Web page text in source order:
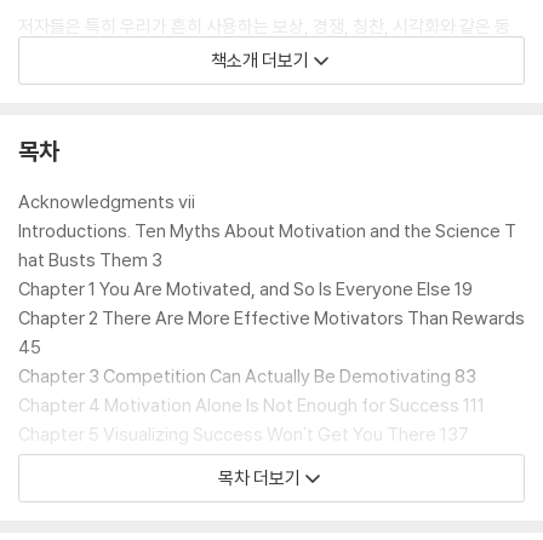
저자들은 특히 우리가 흔히 사용하는 보상, 경쟁, 칭찬, 시각화와 같은 동
기부여 방식이 실제로는 동기를 약화시키거나 왜곡할 수 있다고 지적한다.
예를 들어 보상은 단기적으로 효과가 있을 수 있지만 시간이 지날수록 내
도를 만든다. 이처럼 동기부여에 관한 대표적인 10가지 신화를 하나씩 반
특히 이 책의 백미는 마지막 ‘나가며’에 수록된 “동기흐름도”다. 에너지가
고갈되었는지, 유능감이 부족한지, 아니면 자율성을 느끼지 못하는지에
따라 예/아니오로 답을 따라가다 보면, 지금 나에게 필요한 것이 무엇인지
정확히 짚어낼 수 있다. 자신뿐 아니라 타인에게 시뮬레이션해볼 수 있는
생생한 사례들이 실려 있어 일상에 적용하기 편리하다.
동기는 생겨서 행동하는 것이 아니라, 행동하기 때문에 생기는 것이다. 따
라서 동기를 기다리지 말고 ‘작은 실행’을 시작해야 한다고 저자들은 말한
다. 독자는 이 책으로 동기가 부여될 때까지 기다리는 수동적인 태도에서
벗어나, 일단 행동함으로써 동기를 스스로 만들어가는 인생의 주도권을 거
책소개 더보기
목차
Acknowledgments vii
Introductions. Ten Myths About Motivation and the Science T
hat Busts Them 3
Chapter 1 You Are Motivated, and So Is Everyone Else 19
Chapter 2 There Are More Effective Motivators Than Rewards
45
Chapter 3 Competition Can Actually Be Demotivating 83
Chapter 4 Motivation Alone Is Not Enough for Success 111
Chapter 5 Visualizing Success Won't Get You There 137
Chapter 6 Don't Wait for Motivation to Strike 161
Chapter 7 We Need Help Accurately Assessing Our Abilities 18
목차 더보기